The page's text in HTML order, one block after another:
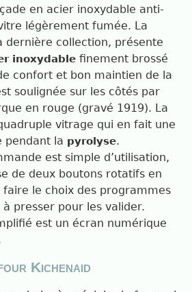
en acier inoxydable anti-
légèrement fumée. La
dernière collection, présente
inoxydable finement brossé
confort et bon maintien de la
soulignée sur les côtés par
en rouge (gravé 1919). La
vitrage qui en fait une
pendant la pyrolyse.
est simple d’utilisation,
de deux boutons rotatifs en
le choix des programmes
presser pour les valider.
est un écran numérique
Kichenaid